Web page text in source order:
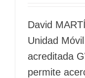
David
Unidad
acreditada
permite